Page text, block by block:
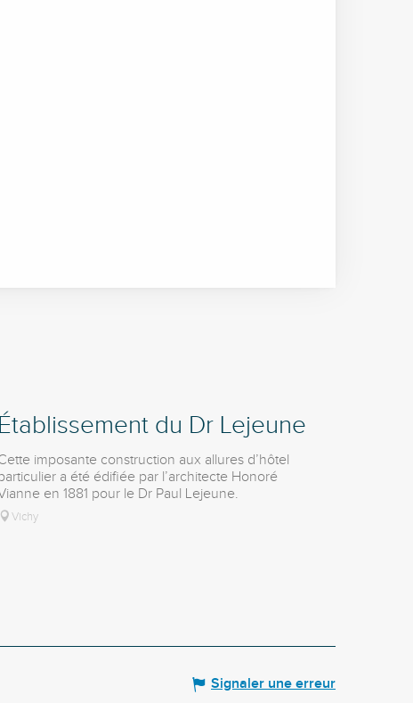
Établissement du Dr Lejeune
imposante construction aux allures d’hôtel
a été édifiée par l’architecte Honoré
en 1881 pour le Dr Paul Lejeune.
Vichy
Signaler une erreur